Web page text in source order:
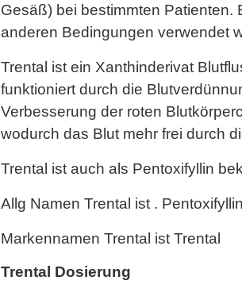
Gesäß) bei bestimmten Patienten.
anderen Bedingungen verwendet
Trental ist ein Xanthinderivat
funktioniert durch die
Verbesserung der roten
wodurch das Blut mehr frei durch
Trental ist auch als Pentoxifyllin
Allg Namen Trental ist .
Markennamen Trental ist Trental
Trental Dosierung